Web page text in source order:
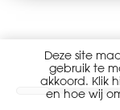
Deze site
gebruik te
akkoord. Klik
en hoe wij